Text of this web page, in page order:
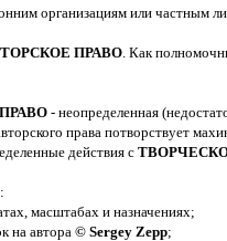
организациям или частным
ПРАВО . Как
- неопределенная
права потворствует
действия с
масштабах и назначениях;
на автора © Sergey Zepp;